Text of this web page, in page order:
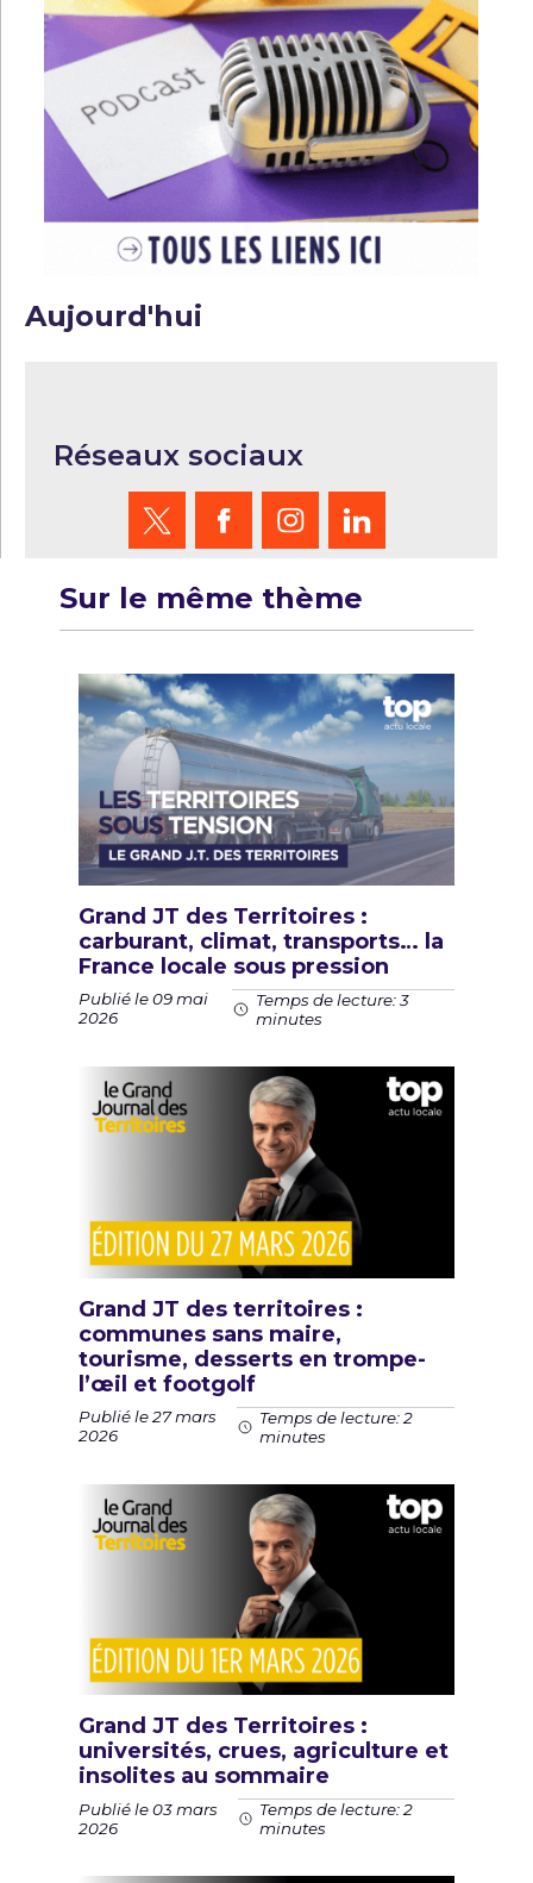
Aujourd'hui
Réseaux sociaux
Sur le même thème
Grand JT des Territoires :
carburant, climat, transports… la
France locale sous pression
Publié le 09 mai
2026
Temps de lecture: 3
minutes
Grand JT des territoires :
communes sans maire,
tourisme, desserts en trompe-
l’œil et footgolf
Publié le 27 mars
2026
Temps de lecture: 2
minutes
Grand JT des Territoires :
universités, crues, agriculture et
insolites au sommaire
Publié le 03 mars
2026
Temps de lecture: 2
minutes